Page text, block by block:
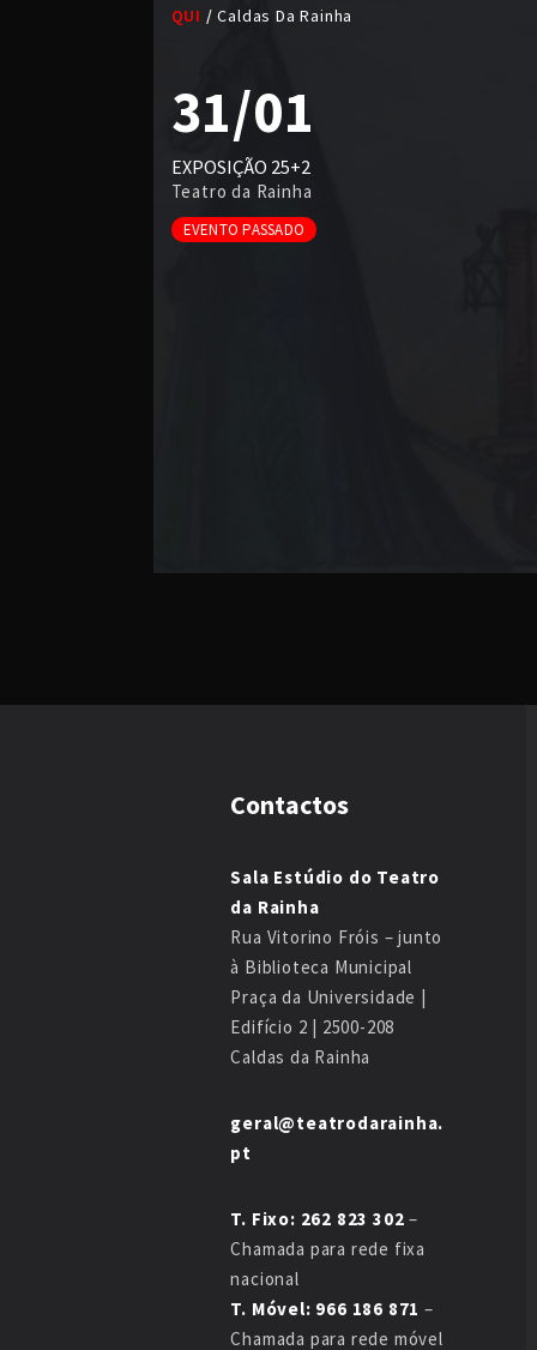
QUI Caldas Da Rainha
31/01
EXPOSIÇÃO 25+2
Teatro da Rainha
EVENTO PASSADO
Contactos
Sala Estúdio do Teatro
da Rainha
Rua Vitorino Fróis – junto
à Biblioteca Municipal
Praça da Universidade |
Edifício 2 | 2500-208
Caldas da Rainha
geral@teatrodarainha.
pt
T. Fixo: 262 823 302 –
Chamada para rede fixa
nacional
T. Móvel: 966 186 871 –
Chamada para rede móvel